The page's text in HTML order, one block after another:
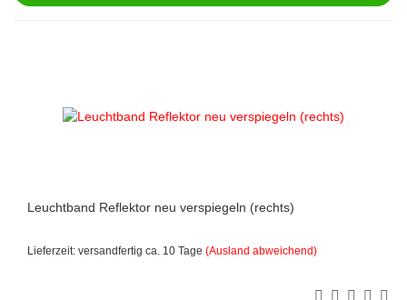
Leuchtband Reflektor neu verspiegeln (rechts)
Lieferzeit: versandfertig ca. 10 Tage (Ausland abweichend)